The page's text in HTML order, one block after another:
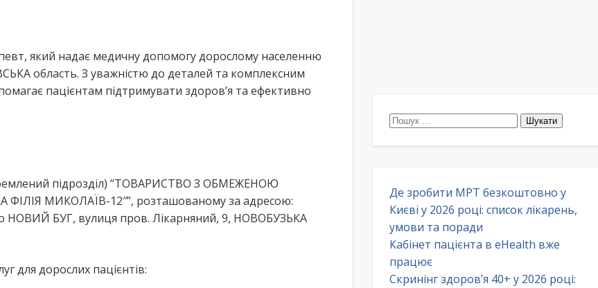
який надає медичну допомогу дорослому населенню
область. З уважністю до деталей та комплексним
пацієнтам підтримувати здоров’я та ефективно
підрозділ) “ТОВАРИСТВО З ОБМЕЖЕНОЮ
МИКОЛАЇВ-12″”, розташованому за адресою:
БУГ, вулиця пров. Лікарняний, 9, НОВОБУЗЬКА
для дорослих пацієнтів:
Пошук:
Де зробити МРТ безкоштовно у
Києві у 2026 році: список лікарень,
умови та поради
Кабінет пацієнта в eHealth вже
працює
Скринінг здоров’я 40+ у 2026 році: